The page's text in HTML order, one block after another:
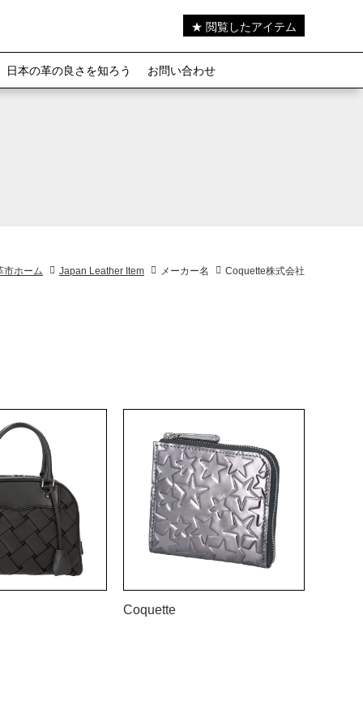
★ 閲覧したアイテム
日本の革の良さを知ろう お問い合わせ
市ホーム Japan Leather Item メーカー名 Coquette株式会社
Coquette